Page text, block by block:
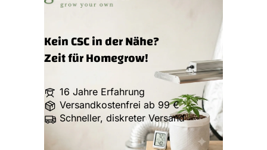
Kein CSC in der Nähe?
Zeit für Homegrow!
16 Jahre Erfahrung
Versandkostenfrei ab 99 €
Schneller, diskreter Versand